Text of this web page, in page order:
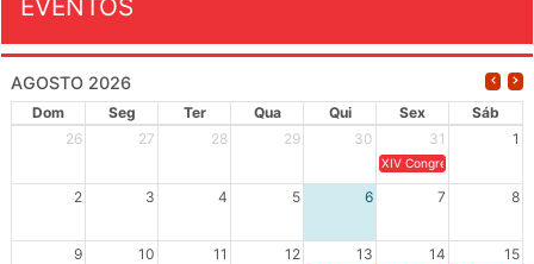
EVENTOS
AGOSTO 2026
Dom Seg Ter Qua Qui Sex
Sáb
26
27 28 29 30 31 1
XIV Congresso Brasileiro
2 3 4 5 6 7 8
9 10 11 12 13 14 15